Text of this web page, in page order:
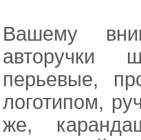
Вашему
авторучки
перьевые,
логотипом,
же,